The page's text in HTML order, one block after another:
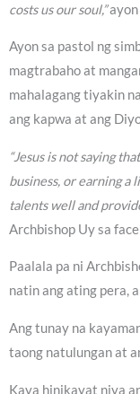
costs us our soul,”ayon
Ayon sa pastol ng
magtrabaho at
mahalagang tiyakin
ang kapwa at ang
“Jesus is not saying
business, or earning a
talents well and
Archbishop Uy sa
Paalala pa ni
natin ang ating pera,
Ang tunay na
taong natulungan at
Kaya hinikayat niya